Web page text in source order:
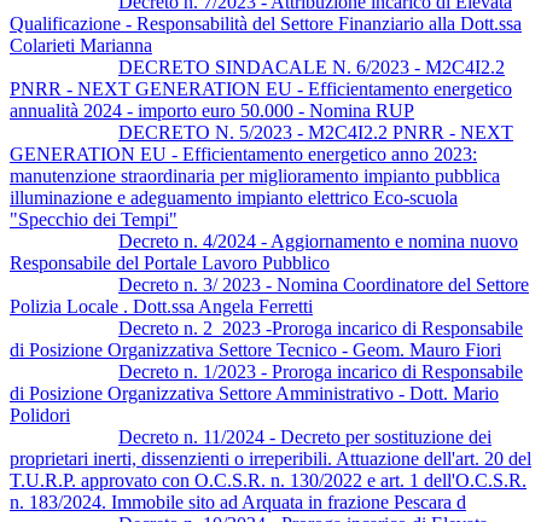
Qualificazione - Responsabilità del Settore Finanziario alla Dott.ssa
Colarieti Marianna
DECRETO SINDACALE N. 6/2023 - M2C4I2.2
PNRR - NEXT GENERATION EU - Efficientamento energetico
annualità 2024 - importo euro 50.000 - Nomina RUP
DECRETO N. 5/2023 - M2C4I2.2 PNRR - NEXT
GENERATION EU - Efficientamento energetico anno 2023:
manutenzione straordinaria per miglioramento impianto pubblica
illuminazione e adeguamento impianto elettrico Eco-scuola
"Specchio dei Tempi"
Decreto n. 4/2024 - Aggiornamento e nomina nuovo
Responsabile del Portale Lavoro Pubblico
Decreto n. 3/ 2023 - Nomina Coordinatore del Settore
Polizia Locale . Dott.ssa Angela Ferretti
Decreto n. 2_2023 -Proroga incarico di Responsabile
di Posizione Organizzativa Settore Tecnico - Geom. Mauro Fiori
Decreto n. 1/2023 - Proroga incarico di Responsabile
di Posizione Organizzativa Settore Amministrativo - Dott. Mario
Polidori
Decreto n. 11/2024 - Decreto per sostituzione dei
proprietari inerti, dissenzienti o irreperibili. Attuazione dell'art. 20 del
T.U.R.P. approvato con O.C.S.R. n. 130/2022 e art. 1 dell'O.C.S.R.
n. 183/2024. Immobile sito ad Arquata in frazione Pescara d